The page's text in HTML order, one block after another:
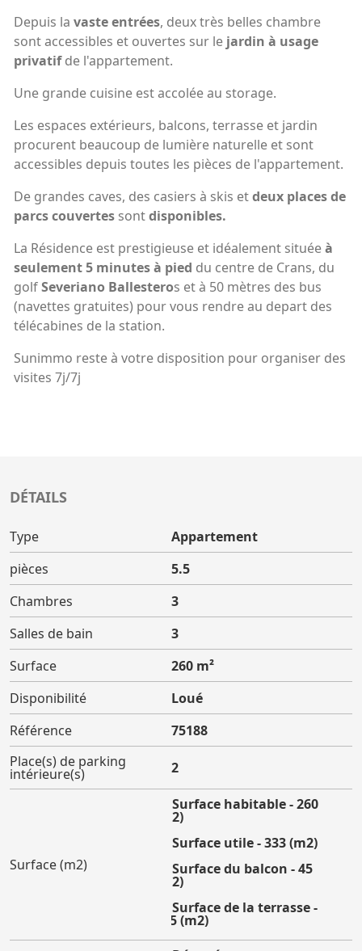
Depuis la vaste entrées, deux très belles chambre
sont accessibles et ouvertes sur le jardin à usage
privatifde l'appartement.
Une grande cuisine est accolée au storage.
Les espaces extérieurs, balcons, terrasse et jardin
procurent beaucoup de lumière naturelle et sont
accessibles depuis toutes les pièces de l'appartement.
De grandes caves, des casiers à skis etdeux places de
parcs couvertes sontdisponibles.
La Résidence est prestigieuse et idéalement situéeà
seulement 5 minutes à pied du centre de Crans, du
golfSeveriano Ballesteros et à 50 mètres des bus
(navettes gratuites) pour vous rendre au depart des
télécabines de la station.
Sunimmo reste à votre disposition pour organiser des
visites 7j/7j
DÉTAILS
Type
Appartement
pièces
5.5
Chambres
3
Salles de bain
3
Surface
260 m²
Disponibilité
Loué
Référence
75188
Place(s) de parking
intérieure(s) 2
Surface (m2)
Surface habitable - 260
(m2)
Surface utile - 333 (m2)
Surface du balcon - 45
(m2)
Surface de la terrasse -
155 (m2)